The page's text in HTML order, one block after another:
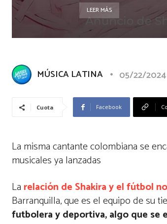
LEER MÁS
MÚSICA LATINA 05/22/2024
Cuota Facebook
La misma cantante colombiana se
musicales ya lanzadas
La relación de Shakira y el fútbol
Barranquilla, que es el equipo de su
futbolera y deportiva, algo que se